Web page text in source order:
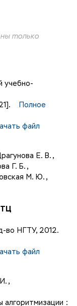
только
учебно-
Полное
файл
Е. В. ,
Г. Б. ,
М. Ю. ,
во НГТУ, 2012.
файл
,
алгоритмизации :